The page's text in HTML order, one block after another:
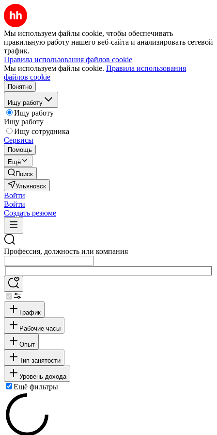
Мы используем файлы cookie, чтобы обеспечивать
правильную работу нашего веб-сайта и анализировать сетевой
трафик.
Правила использования файлов cookie
Мы используем файлы cookie. Правила использования
файлов cookie
Понятно
Ищу работу
Ищу работу
Ищу работу
Ищу сотрудника
Сервисы
Помощь
Ещё
Поиск
Ульяновск
Войти
Войти
Создать резюме
Профессия, должность или компания
График
Рабочие часы
Опыт
Тип занятости
Уровень дохода
Ещё фильтры